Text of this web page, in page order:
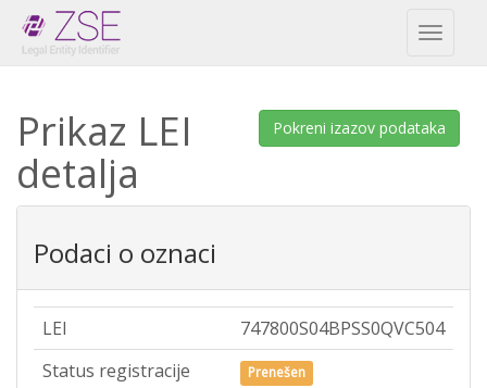
Toggle
Pokreni izazov podataka
Prikaz LEI
detalja
Podaci o oznaci
LEI
747800S04BPSS0QVC504
Status registracije
Prenešen